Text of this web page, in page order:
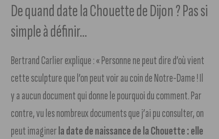
De quand date la Chouette de Dijon ? Pas si
simple à définir…
Bertrand Carlier explique : « Personne ne peut dire d’où vient
cette sculpture que l’on peut voir au coin de Notre-Dame ! Il
y a aucun document qui donne le pourquoi du comment. Par
contre, vu les nombreux documents que j’ai pu consulter, on
peut imaginerla date de naissance de la Chouette : elle